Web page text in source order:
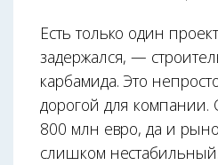
Есть только один
задержался, —
карбамида. Это
дорогой для компании.
800 млн евро, да и
слишком нестабильный.